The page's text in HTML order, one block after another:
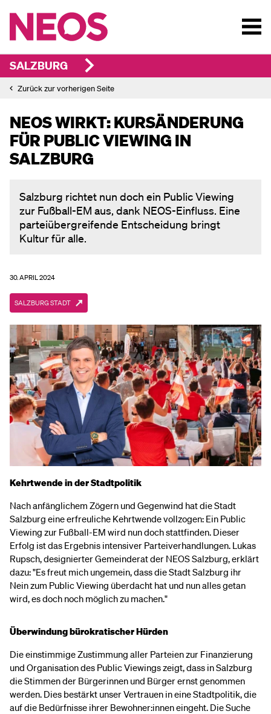
SALZBURG
Zurück zur vorherigen Seite
NEOS WIRKT: KURSÄNDERUNG
FÜR PUBLIC VIEWING IN
SALZBURG
Salzburg richtet nun doch ein Public Viewing
zur Fußball-EM aus, dank NEOS-Einfluss. Eine
parteiübergreifende Entscheidung bringt
Kultur für alle.
30. APRIL 2024
SALZBURG STADT
Kehrtwende in der Stadtpolitik
Nach anfänglichem Zögern und Gegenwind hat die Stadt
Salzburg eine erfreuliche Kehrtwende vollzogen: Ein Public
Viewing zur Fußball-EM wird nun doch stattfinden. Dieser
Erfolg ist das Ergebnis intensiver Parteiverhandlungen. Lukas
Rupsch, designierter Gemeinderat der NEOS Salzburg, erklärt
dazu: "Es freut mich ungemein, dass die Stadt Salzburg ihr
Nein zum Public Viewing überdacht hat und nun alles getan
wird, es doch noch möglich zu machen."
Überwindung bürokratischer Hürden
Die einstimmige Zustimmung aller Parteien zur Finanzierung
und Organisation des Public Viewings zeigt, dass in Salzburg
die Stimmen der Bürgerinnen und Bürger ernst genommen
werden. Dies bestärkt unser Vertrauen in eine Stadtpolitik, die
auf die Bedürfnisse ihrer Bewohner:innen eingeht. Die Suche